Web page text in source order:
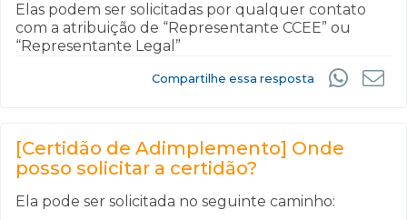
Elas podem ser solicitadas por qualquer contato
com a atribuição de “Representante CCEE” ou
“Representante Legal”
Compartilhe essa resposta
[Certidão de Adimplemento] Onde
posso solicitar a certidão?
Ela pode ser solicitada no seguinte caminho: